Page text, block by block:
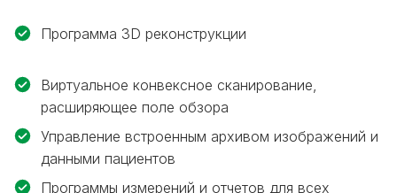
Программа 3D реконструкции
Виртуальное конвексное сканирование,
расширяющее поле обзора
Управление встроенным архивом изображений и
данными пациентов
Программы измерений и отчетов для всех